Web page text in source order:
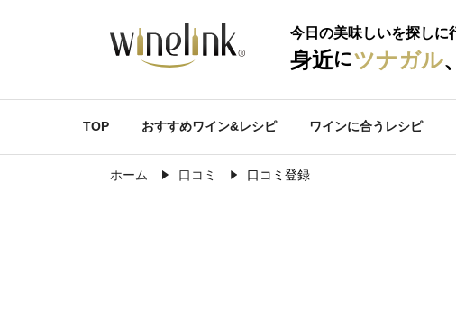
今日の美味しいを探しに
身近にツナガル
TOP おすすめワイン&レシピ ワインに合うレシピ
ホーム 口コミ 口コミ登録